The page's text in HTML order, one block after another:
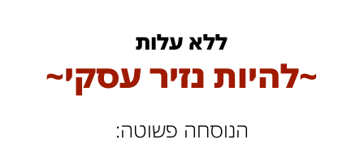
ללא עלות
~להיות נזיר עסקי~
הנוסחה פשוטה: